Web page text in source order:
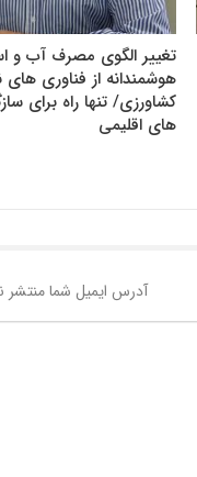
تغییر الگوی مصرف آب و
هوشمندانه از فناوری
کشاورزی/ تنها راه برای
های اقلیمی
آدرس ایمیل شما